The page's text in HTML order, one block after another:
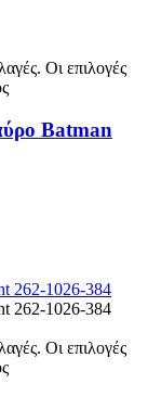
Οι επιλογές
Batman
Οι επιλογές